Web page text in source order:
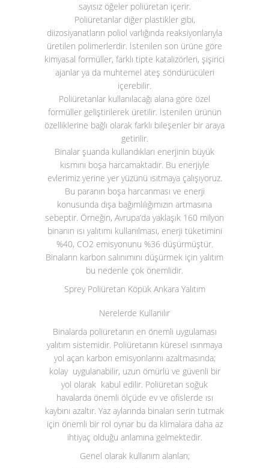
sayısız öğeler poliüretan içerir.
Poliüretanlar diğer plastikler gibi,
diizosiyanatların poliol varlığında reaksiyonlarıyla
üretilen polimerlerdir. İstenilen son ürüne göre
kimyasal formüller, farklı tipte katalizörleri, şişirici
ajanlar ya da muhtemel ateş söndürücüleri
içerebilir.
Poliüretanlar kullanılacağı alana göre özel
formüller geliştirilerek üretilir. İstenilen ürünün
özelliklerine bağlı olarak farklı bileşenler bir araya
getirilir.
Binalar şuanda kullandıkları enerjinin büyük
kısmını boşa harcamaktadır. Bu enerjiyle
evlerimiz yerine yer yüzünü ısıtmaya çalışıyoruz.
Bu paranın boşa harcanması ve enerji
konusunda dışa bağımlılığımızın artmasına
sebeptir. Örneğin, Avrupa’da yaklaşık 160 milyon
binanın ısı yalıtımı kullanılması, enerji tüketimini
%40, CO2 emisyonunu %36 düşürmüştür.
Binaların karbon salınımını düşürmek için yalıtım
bu nedenle çok önemlidir.
Sprey Poliüretan Köpük Ankara Yalıtım
Nerelerde Kullanılır
Binalarda poliüretanın en önemli uygulaması
yalıtım sistemidir. Poliüretanın küresel ısınmaya
yol açan karbon emisyonlarını azaltmasında;
kolay uygulanabilir, uzun ömürlü ve güvenli bir
yol olarak kabul edilir. Poliüretan soğuk
havalarda önemli ölçüde ev ve ofislerde ısı
kaybını azaltır. Yaz aylarında binaları serin tutmak
için önemli bir rol oynar bu da klimalara daha az
ihtiyaç olduğu anlamına gelmektedir.
Genel olarak kullanım alanları;